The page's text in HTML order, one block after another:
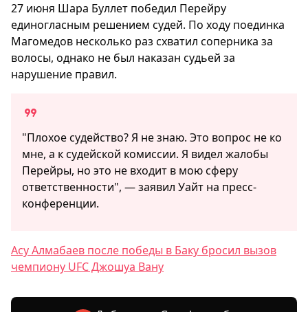
27 июня Шара Буллет победил Перейру
единогласным решением судей. По ходу поединка
Магомедов несколько раз схватил соперника за
волосы, однако не был наказан судьей за
нарушение правил.
"Плохое судейство? Я не знаю. Это вопрос не ко
мне, а к судейской комиссии. Я видел жалобы
Перейры, но это не входит в мою сферу
ответственности", — заявил Уайт на пресс-
конференции.
Асу Алмабаев после победы в Баку бросил вызов
чемпиону UFC Джошуа Вану